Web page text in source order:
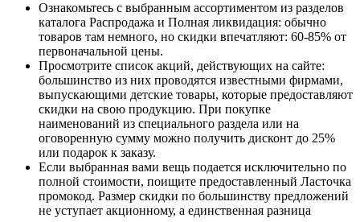
Ознакомьтесь с выбранным ассортиментом из разделов
каталога Распродажа и Полная ликвидация: обычно
товаров там немного, но скидки впечатляют: 60-85% от
первоначальной цены.
Просмотрите список акций, действующих на сайте:
большинство из них проводятся известными фирмами,
выпускающими детские товары, которые предоставляют
скидки на свою продукцию. При покупке
наименований из специального раздела или на
оговоренную сумму можно получить дисконт до 25%
или подарок к заказу.
Если выбранная вами вещь подается исключительно по
полной стоимости, поищите предоставленный Ласточка
промокод. Размер скидки по большинству предложений
не уступает акционному, а единственная разница